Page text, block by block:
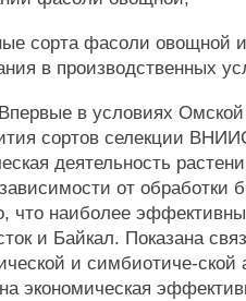
сорта фасоли овощной
в производственных
в условиях
сортов селекции
деятельность
от обработки
что наиболее
и Байкал. Показана
и симбиотиче-ской
экономическая